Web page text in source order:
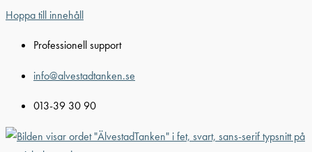
Hoppa till innehåll
Professionell support
info@alvestadtanken.se
013-39 30 90